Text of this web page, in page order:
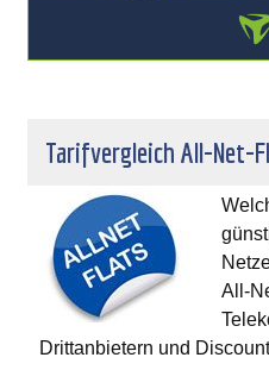
Tarifvergleich All-Net-
All-
Drittanbietern und